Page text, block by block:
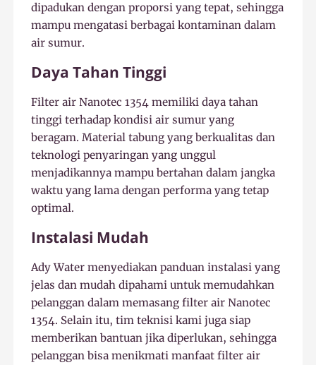
dipadukan dengan proporsi yang tepat, sehingga
mampu mengatasi berbagai kontaminan dalam
air sumur.
Daya Tahan Tinggi
Filter air Nanotec 1354 memiliki daya tahan
tinggi terhadap kondisi air sumur yang
beragam. Material tabung yang berkualitas dan
teknologi penyaringan yang unggul
menjadikannya mampu bertahan dalam jangka
waktu yang lama dengan performa yang tetap
optimal.
Instalasi Mudah
Ady Water menyediakan panduan instalasi yang
jelas dan mudah dipahami untuk memudahkan
pelanggan dalam memasang filter air Nanotec
1354. Selain itu, tim teknisi kami juga siap
memberikan bantuan jika diperlukan, sehingga
pelanggan bisa menikmati manfaat filter air